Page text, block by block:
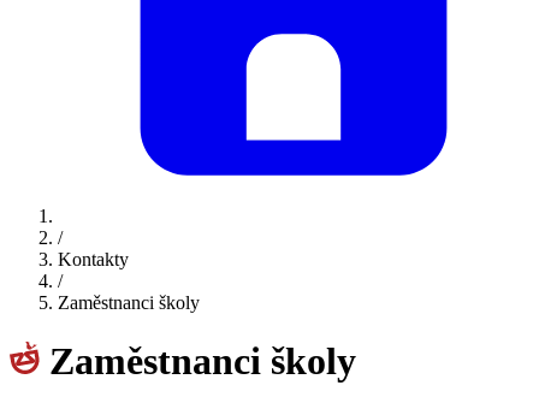
/
Kontakty
/
Zaměstnanci školy
Zaměstnanci školy